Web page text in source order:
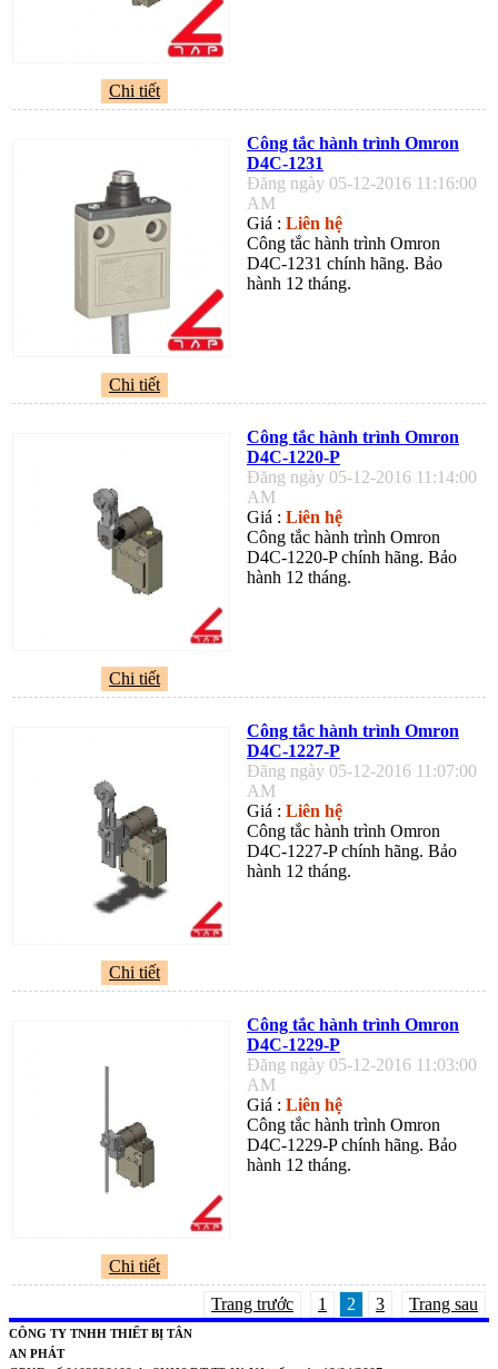
Chi tiết
Công tắc hành trình Omron
D4C-1231
Đăng ngày 05-12-2016 11:16:00
AM
Giá : Liên hệ
Công tắc hành trình Omron
D4C-1231 chính hãng. Bảo
hành 12 tháng.
Chi tiết
Công tắc hành trình Omron
D4C-1220-P
Đăng ngày 05-12-2016 11:14:00
AM
Giá : Liên hệ
Công tắc hành trình Omron
D4C-1220-P chính hãng. Bảo
hành 12 tháng.
Chi tiết
Công tắc hành trình Omron
D4C-1227-P
Đăng ngày 05-12-2016 11:07:00
AM
Giá : Liên hệ
Công tắc hành trình Omron
D4C-1227-P chính hãng. Bảo
hành 12 tháng.
Chi tiết
Công tắc hành trình Omron
D4C-1229-P
Đăng ngày 05-12-2016 11:03:00
AM
Giá : Liên hệ
Công tắc hành trình Omron
D4C-1229-P chính hãng. Bảo
hành 12 tháng.
Chi tiết
Trang trước
1 2 3 Trang sau
CÔNG TY TNHH THIẾT BỊ TÂN
AN PHÁT